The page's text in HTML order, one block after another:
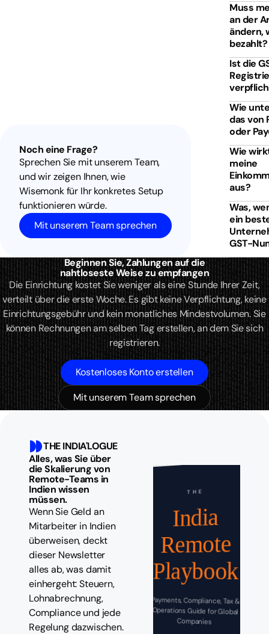
Muss
an der
ändern,
bezahlt?
Ist die
Wie
das von
oder
Wie
meine
aus?
Was,
ein
GST-
Noch eine Frage?
Sprechen Sie mit unserem Team,
und wir zeigen Ihnen, wie
Wisemonk für Ihr konkretes Setup
funktionieren würde.
Mit unserem Team sprechen
Beginnen Sie, Zahlungen auf die
nahtloseste Weise zu empfangen
Die Einrichtung kostet Sie weniger als eine Stunde Ihrer Zeit,
verteilt über die erste Woche. Es gibt keine Verpflichtung, keine
Einrichtungsgebühr und kein monatliches Mindestvolumen. Sie
können Rechnungen am selben Tag erstellen, an dem Sie sich
registrieren.
Kostenloses Konto erstellen
Mit unserem Team sprechen
THE INDIA'LOGUE
Alles, was Sie über
die Skalierung von
Remote-Teams in
Indien wissen
müssen.
Wenn Sie Geld an
Mitarbeiter in Indien
überweisen, deckt
dieser Newsletter
alles ab, was damit
einhergeht: Steuern,
Lohnabrechnung,
Compliance und jede
Regelung dazwischen.
THE
India
Remote
Playbook
Payments, Compliance, Tax &
Operations Guide for Global
Companies